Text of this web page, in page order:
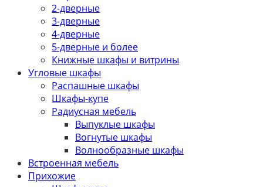
2-дверные
3-дверные
4-дверные
5-дверные и более
Книжные шкафы и витрины
Угловые шкафы
Распашные шкафы
Шкафы-купе
Радиусная мебель
Выпуклые шкафы
Вогнутые шкафы
Волнообразные шкафы
Встроенная мебель
Прихожие